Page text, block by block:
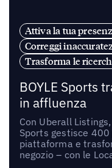
Attiva la tua
Correggi
Trasforma le
BOYLE Sports
in affluenza
Con Uberall
Sports gestisce
piattaforma e
negozio – con le